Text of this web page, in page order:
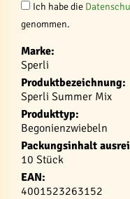
Ich habe die
genommen.
Marke:
Sperli
Produktbezeichnung:
Sperli Summer Mix
Produkttyp:
Begonienzwiebeln
Packungsinhalt
10 Stück
EAN:
4001523263152